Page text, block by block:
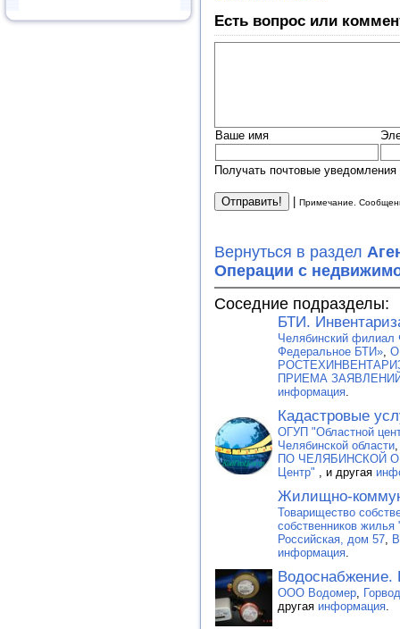
Есть вопрос или
Ваше имя
Получать почтовые
Примечание.
Вернуться в раздел
Операции с
Соседние подразделы:
БТИ.
Челябинский филиал
Федеральное БТИ»,
ПРИЕМА
информация.
Кадастровые
ОГУП "Областной
Челябинской области
ПО ЧЕЛЯБИНСКОЙ
Центр" , и другая
Жилищно-
Товарищество
собственников
Российская, дом 57,
информация.
Водоснабжение.
ООО Водомер,
другая информация.